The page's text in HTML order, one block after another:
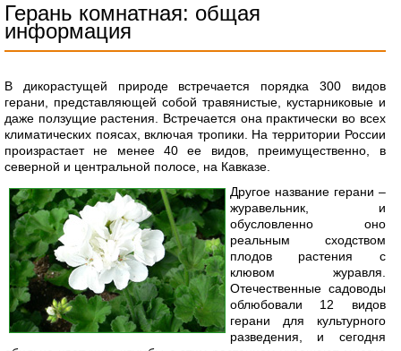
Герань комнатная: общая
информация
В дикорастущей природе встречается порядка 300 видов
герани, представляющей собой травянистые, кустарниковые и
даже ползущие растения. Встречается она практически во всех
климатических поясах, включая тропики. На территории России
произрастает не менее 40 ее видов, преимущественно, в
северной и центральной полосе, на Кавказе.
Другое название герани –
журавельник, и
обусловленно оно
реальным сходством
плодов растения с
клювом журавля.
Отечественные садоводы
облюбовали 12 видов
герани для культурного
разведения, и сегодня